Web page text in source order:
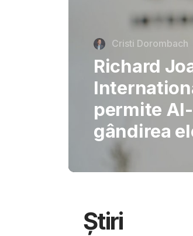
Gabriel Barliga
Oana
pentru
Știri